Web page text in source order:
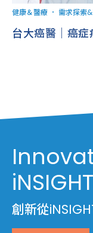
健康＆醫療 ． 需求探索
台大癌醫｜癌
創新從